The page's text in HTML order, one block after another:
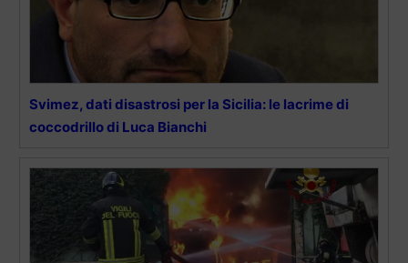
Svimez, dati disastrosi per la Sicilia: le lacrime di
coccodrillo di Luca Bianchi